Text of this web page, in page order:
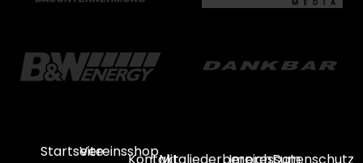
StartseiteVereinsshop